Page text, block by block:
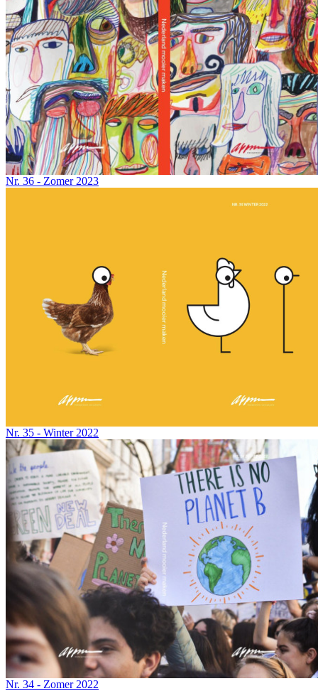
Nr. 36 - Zomer 2023
Nr. 35 - Winter 2022
Nr. 34 - Zomer 2022